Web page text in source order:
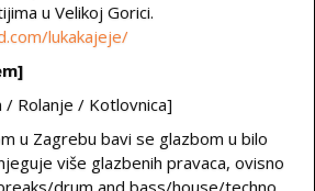
u Velikoj Gorici.
lukakajeje/
/ Rolanje / Kotlovnica]
u Zagrebu bavi se glazbom u bilo
više glazbenih pravaca, ovisno
drum and bass/house/techno